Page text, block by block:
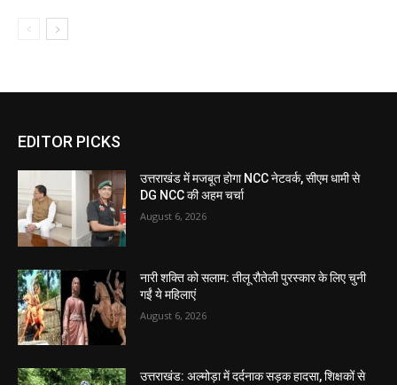
EDITOR PICKS
उत्तराखंड में मजबूत होगा NCC नेटवर्क, सीएम धामी से
DG NCC की अहम चर्चा
August 6, 2026
नारी शक्ति को सलाम: तीलू रौतेली पुरस्कार के लिए चुनी
गईं ये महिलाएं
August 6, 2026
उत्तराखंड: अल्मोड़ा में दर्दनाक सड़क हादसा, शिक्षकों से